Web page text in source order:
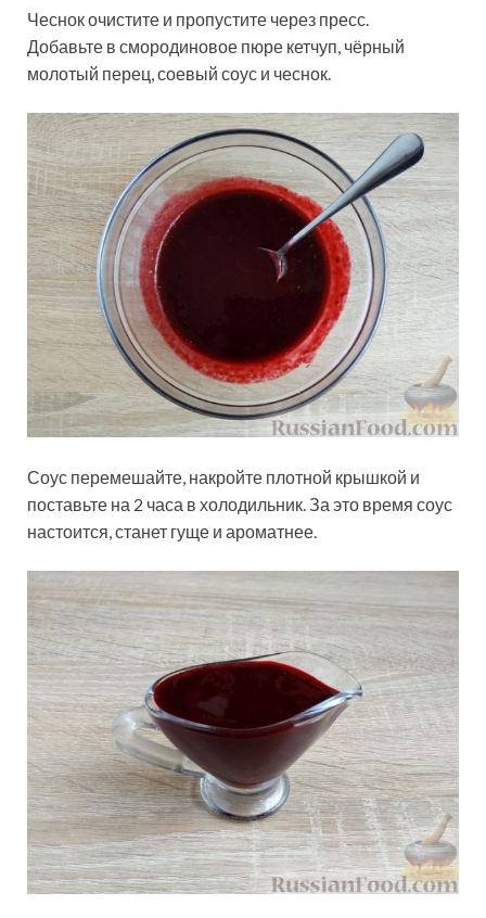
Чеснок очистите и пропустите через пресс.
Добавьте в смородиновое пюре кетчуп, чёрный
молотый перец, соевый соус и чеснок.
Соус перемешайте, накройте плотной крышкой и
поставьте на 2 часа в холодильник. За это время соус
настоится, станет гуще и ароматнее.